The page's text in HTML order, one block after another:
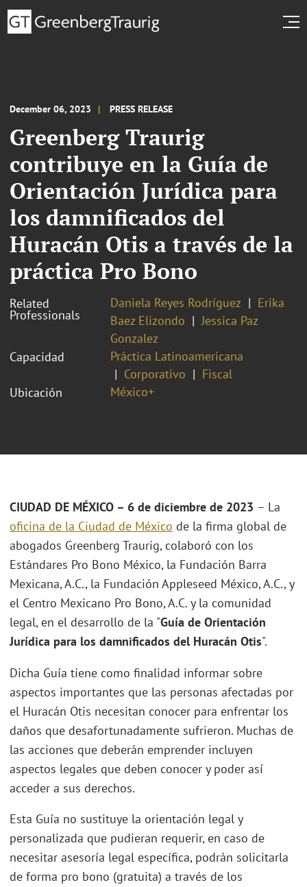
December 06, 2023 PRESS RELEASE
Greenberg Traurig
contribuye en la Guía de
Orientación Jurídica para
los damnificados del
Huracán Otis a través de la
práctica Pro Bono
Related
Professionals
Daniela Reyes Rodríguez
Erika
Baez Elizondo
Jessica Paz
Gonzalez
Capacidad
Práctica Latinoamericana
Corporativo
Fiscal
Ubicación
México+
CIUDAD DE MÉXICO – 6 de diciembre de 2023 – La
oficina de la Ciudad de México de la firma global de
abogados Greenberg Traurig, colaboró con los
Estándares Pro Bono México, la Fundación Barra
Mexicana, A.C., la Fundación Appleseed México, A.C., y
el Centro Mexicano Pro Bono, A.C. y la comunidad
legal, en el desarrollo de la "Guía de Orientación
Jurídica para los damnificados del Huracán Otis".
Dicha Guía tiene como finalidad informar sobre
aspectos importantes que las personas afectadas por
el Huracán Otis necesitan conocer para enfrentar los
daños que desafortunadamente sufrieron. Muchas de
las acciones que deberán emprender incluyen
aspectos legales que deben conocer y poder así
acceder a sus derechos.
Esta Guía no sustituye la orientación legal y
personalizada que pudieran requerir, en caso de
necesitar asesoría legal específica, podrán solicitarla
de forma pro bono (gratuita) a través de los